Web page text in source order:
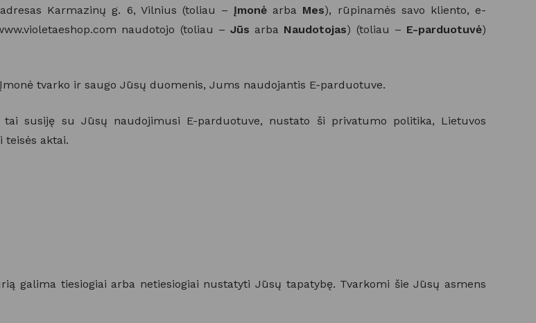
adresas Karmazinų g. 6, Vilnius (toliau – Įmonė arba Mes), rūpinamės savo kliento, e-
naudotojo (toliau – Jūs arba Naudotojas) (toliau – E-parduotuvė)
tvarko ir saugo Jūsų duomenis, Jums naudojantis E-parduotuve.
susiję su Jūsų naudojimusi E-parduotuve, nustato ši privatumo politika, Lietuvos
teisės aktai.
galima tiesiogiai arba netiesiogiai nustatyti Jūsų tapatybę. Tvarkomi šie Jūsų asmens